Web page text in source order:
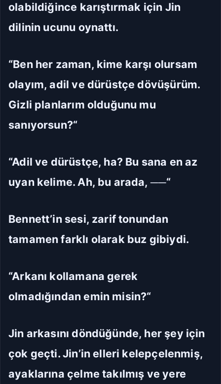
olabildiğince karıştırmak için Jin
dilinin ucunu oynattı.
“Ben her zaman, kime karşı olursam
olayım, adil ve dürüstçe dövüşürüm.
Gizli planlarım olduğunu mu
sanıyorsun?“
“Adil ve dürüstçe, ha? Bu sana en az
uyan kelime. Ah, bu arada, ──“
Bennett’in sesi, zarif tonundan
tamamen farklı olarak buz gibiydi.
“Arkanı kollamana gerek
olmadığından emin misin?“
Jin arkasını döndüğünde, her şey için
çok geçti. Jin’in elleri kelepçelenmiş,
ayaklarına çelme takılmış ve yere